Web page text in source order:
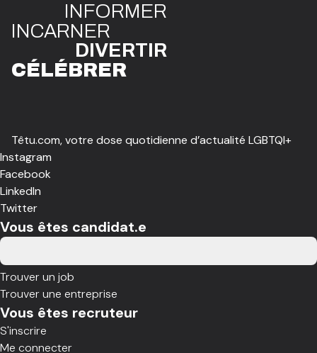
INFORMER
INCARNER
DIVERTIR
CÉLÉBRER
Têtu.com, votre dose quotidienne d’actualité LGBTQI+
Instagram
Facebook
LinkedIn
Twitter
Vous êtes candidat.e
Trouver un job
Trouver une entreprise
Vous êtes recruteur
S'inscrire
Me connecter